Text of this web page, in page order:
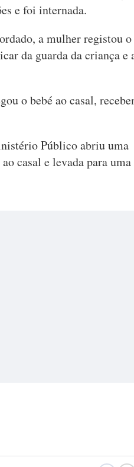
e foi internada.
a mulher registou
da guarda da criança e
o bebé ao casal,
Público abriu uma
casal e levada para uma